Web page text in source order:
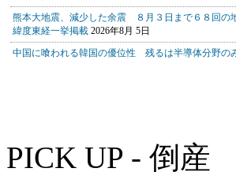
PICK UP - 倒産